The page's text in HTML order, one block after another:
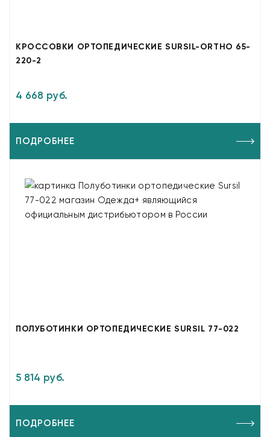
КРОССОВКИ ОРТОПЕДИЧЕСКИЕ SURSIL-ORTHO 65-
220-2
4 668 руб.
ПОДРОБНЕЕ
ПОЛУБОТИНКИ ОРТОПЕДИЧЕСКИЕ SURSIL 77-022
5 814 руб.
ПОДРОБНЕЕ